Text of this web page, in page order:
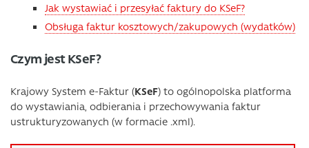
Jak wystawiać i przesyłać faktury do KSeF?
Obsługa faktur kosztowych/zakupowych (wydatków)
Czym jest KSeF?
Krajowy System e-Faktur (KSeF) to ogólnopolska platforma
do wystawiania, odbierania i przechowywania faktur
ustrukturyzowanych (w formacie .xml).